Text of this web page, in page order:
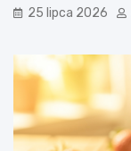
25 lipca 2026